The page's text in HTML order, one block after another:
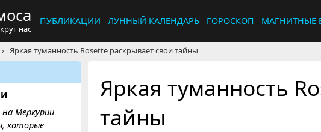
нас
ПУБЛИКАЦИИ ЛУННЫЙ КАЛЕНДАРЬ ГОРОСКОП МАГНИТНЫЕ
› Яркая туманность Rosette раскрывает свои тайны
Яркая туманность
тайны
Меркурии
которые